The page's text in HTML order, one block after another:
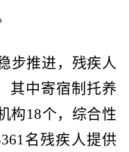
步推进，残疾人
其中寄宿制托养
构18个，综合性
名残疾人提供